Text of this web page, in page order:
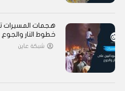
هجمات المسيرات
خطوط النار والجوع
شبكة عاين